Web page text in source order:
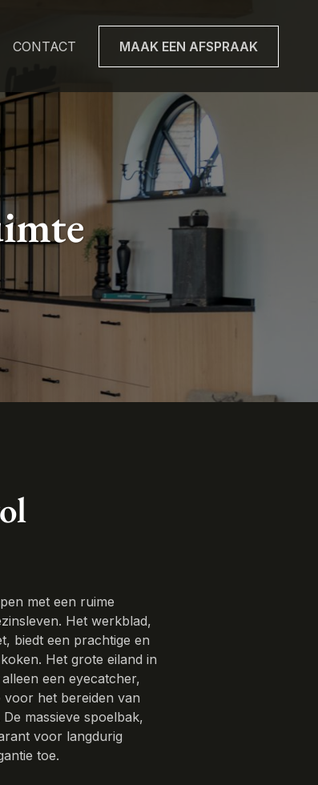
CONTACT MAAK EEN AFSPRAAK
met een ruime
Het werkblad,
biedt een prachtige en
Het grote eiland in
een eyecatcher,
het bereiden van
massieve spoelbak,
voor langdurig
toe.